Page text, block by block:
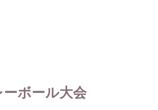
ーボール大会